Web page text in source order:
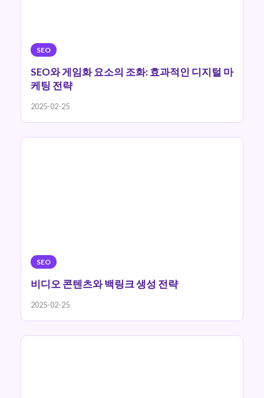
SEO
SEO와 게임화 요소의 조화: 효과적인 디지털 마
케팅 전략
2025-02-25
SEO
비디오 콘텐츠와 백링크 생성 전략
2025-02-25